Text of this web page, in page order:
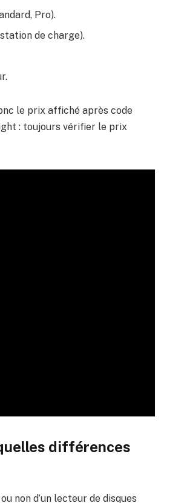
Pro).
de charge).
le prix affiché après code
: toujours vérifier le prix
différences
non d’un lecteur de disques